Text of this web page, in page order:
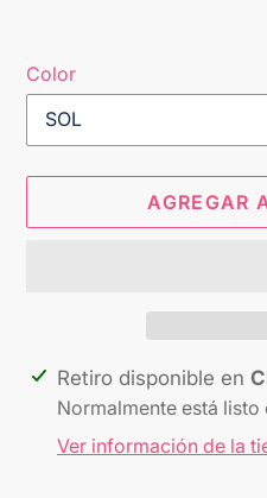
Color
AGREGAR
Agregando
producto
Retiro disponible en
Normalmente está listo
Ver información de la